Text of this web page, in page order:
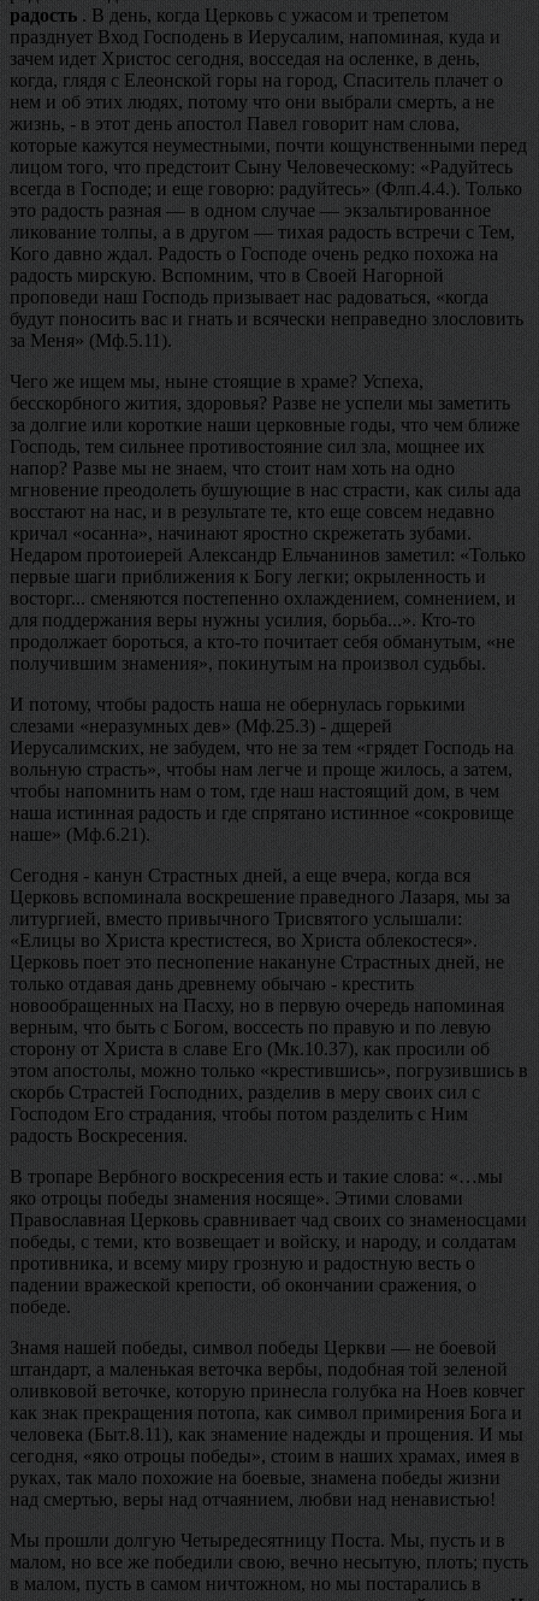
радость . В день, когда Церковь с ужасом и трепетом
празднует Вход Господень в Иерусалим, напоминая, куда и
зачем идет Христос сегодня, восседая на осленке, в день,
когда, глядя с Елеонской горы на город, Спаситель плачет о
нем и об этих людях, потому что они выбрали смерть, а не
жизнь, - в этот день апостол Павел говорит нам слова,
которые кажутся неуместными, почти кощунственными перед
лицом того, что предстоит Сыну Человеческому: «Радуйтесь
всегда в Господе; и еще говорю: радуйтесь» (Флп.4.4.). Только
это радость разная — в одном случае — экзальтированное
ликование толпы, а в другом — тихая радость встречи с Тем,
Кого давно ждал. Радость о Господе очень редко похожа на
радость мирскую. Вспомним, что в Своей Нагорной
проповеди наш Господь призывает нас радоваться, «когда
будут поносить вас и гнать и всячески неправедно злословить
за Меня» (Мф.5.11).
Чего же ищем мы, ныне стоящие в храме? Успеха,
бесскорбного жития, здоровья? Разве не успели мы заметить
за долгие или короткие наши церковные годы, что чем ближе
Господь, тем сильнее противостояние сил зла, мощнее их
напор? Разве мы не знаем, что стоит нам хоть на одно
мгновение преодолеть бушующие в нас страсти, как силы ада
восстают на нас, и в результате те, кто еще совсем недавно
кричал «осанна», начинают яростно скрежетать зубами.
Недаром протоиерей Александр Ельчанинов заметил: «Только
первые шаги приближения к Богу легки; окрыленность и
восторг... сменяются постепенно охлаждением, сомнением, и
для поддержания веры нужны усилия, борьба...». Кто-то
продолжает бороться, а кто-то почитает себя обманутым, «не
получившим знамения», покинутым на произвол судьбы.
И потому, чтобы радость наша не обернулась горькими
слезами «неразумных дев» (Мф.25.3) - дщерей
Иерусалимских, не забудем, что не за тем «грядет Господь на
вольную страсть», чтобы нам легче и проще жилось, а затем,
чтобы напомнить нам о том, где наш настоящий дом, в чем
наша истинная радость и где спрятано истинное «сокровище
наше» (Мф.6.21).
Сегодня - канун Страстных дней, а еще вчера, когда вся
Церковь вспоминала воскрешение праведного Лазаря, мы за
литургией, вместо привычного Трисвятого услышали:
«Елицы во Христа крестистеся, во Христа облекостеся».
Церковь поет это песнопение накануне Страстных дней, не
только отдавая дань древнему обычаю - крестить
новообращенных на Пасху, но в первую очередь напоминая
верным, что быть с Богом, воссесть по правую и по левую
сторону от Христа в славе Его (Мк.10.37), как просили об
этом апостолы, можно только «крестившись», погрузившись в
скорбь Страстей Господних, разделив в меру своих сил с
Господом Его страдания, чтобы потом разделить с Ним
радость Воскресения.
В тропаре Вербного воскресения есть и такие слова: «…мы
яко отроцы победы знамения носяще». Этими словами
Православная Церковь сравнивает чад своих со знаменосцами
победы, с теми, кто возвещает и войску, и народу, и солдатам
противника, и всему миру грозную и радостную весть о
падении вражеской крепости, об окончании сражения, о
победе.
Знамя нашей победы, символ победы Церкви — не боевой
штандарт, а маленькая веточка вербы, подобная той зеленой
оливковой веточке, которую принесла голубка на Ноев ковчег
как знак прекращения потопа, как символ примирения Бога и
человека (Быт.8.11), как знамение надежды и прощения. И мы
сегодня, «яко отроцы победы», стоим в наших храмах, имея в
руках, так мало похожие на боевые, знамена победы жизни
над смертью, веры над отчаянием, любви над ненавистью!
Мы прошли долгую Четыредесятницу Поста. Мы, пусть и в
малом, но все же победили свою, вечно несытую, плоть; пусть
в малом, пусть в самом ничтожном, но мы постарались в